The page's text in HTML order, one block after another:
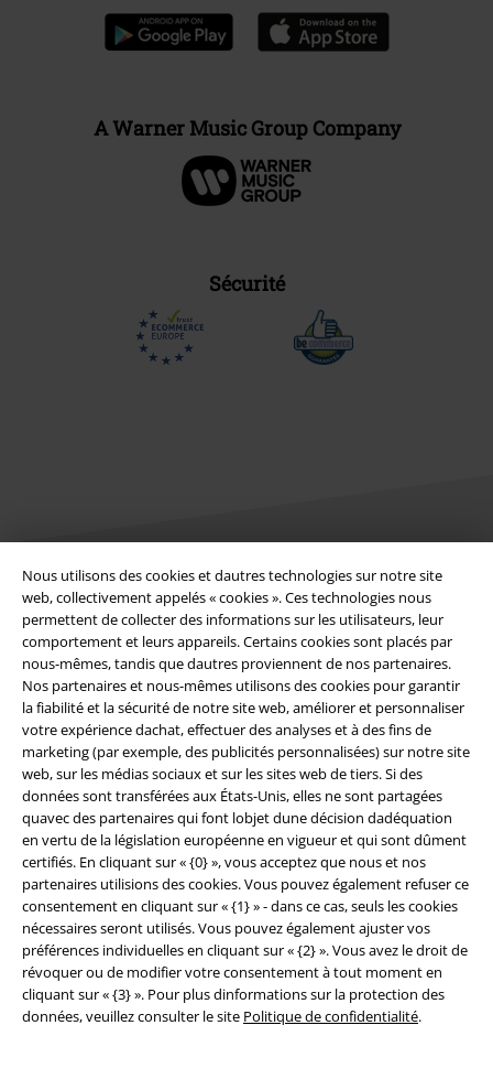
Nous utilisons des cookies et dautres technologies sur notre site
web, collectivement appelés « cookies ». Ces technologies nous
permettent de collecter des informations sur les utilisateurs, leur
comportement et leurs appareils. Certains cookies sont placés par
nous-mêmes, tandis que dautres proviennent de nos partenaires.
Nos partenaires et nous-mêmes utilisons des cookies pour garantir
la fiabilité et la sécurité de notre site web, améliorer et personnaliser
votre expérience dachat, effectuer des analyses et à des fins de
marketing (par exemple, des publicités personnalisées) sur notre site
web, sur les médias sociaux et sur les sites web de tiers. Si des
données sont transférées aux États-Unis, elles ne sont partagées
quavec des partenaires qui font lobjet dune décision dadéquation
en vertu de la législation européenne en vigueur et qui sont dûment
certifiés. En cliquant sur « {0} », vous acceptez que nous et nos
partenaires utilisions des cookies. Vous pouvez également refuser ce
consentement en cliquant sur « {1} » - dans ce cas, seuls les cookies
nécessaires seront utilisés. Vous pouvez également ajuster vos
préférences individuelles en cliquant sur « {2} ». Vous avez le droit de
révoquer ou de modifier votre consentement à tout moment en
cliquant sur « {3} ». Pour plus dinformations sur la protection des
données, veuillez consulter le site Politique de confidentialité.
A Warner Music Group Company
Sécurité
Légal
Conditions générales
Éditeur
Clauses de confidentialité
Élimination des déchets et protection de l'environnement
Déclaration de Conformité
Informations sur l'accessibilité
Paramètres des Cookies
Période de rétractation